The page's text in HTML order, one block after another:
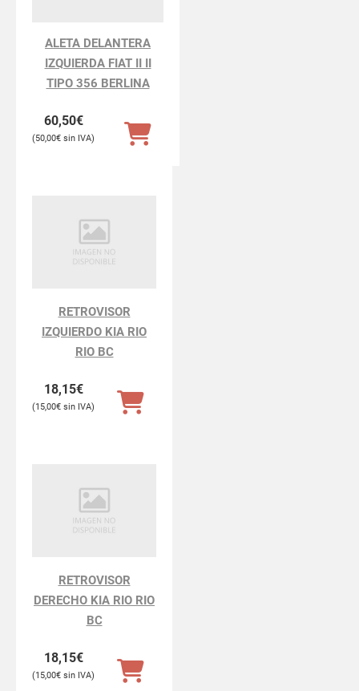
ALETA DELANTERA
IZQUIERDA FIAT II II
TIPO 356 BERLINA
60,50€
50,00€
RETROVISOR
IZQUIERDO KIA RIO
RIO BC
18,15€
15,00€
RETROVISOR
DERECHO KIA RIO RIO
BC
18,15€
15,00€